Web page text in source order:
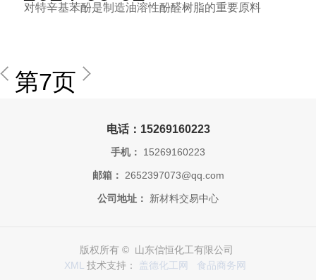
对特辛基苯酚是制造油溶性酚醛树脂的重要原料
第7页
电话：15269160223
手机： 15269160223
邮箱： 2652397073@qq.com
公司地址： 新材料交易中心
版权所有 © 山东信恒化工有限公司
XML 技术支持： 盖德化工网 食品商务网